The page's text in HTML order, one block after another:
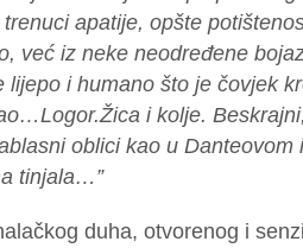
apatije, opšte
već iz neke neodređene
lijepo i humano što je čovjek
i kolje.
oblici kao u
tinjala…”
duha, otvorenog i